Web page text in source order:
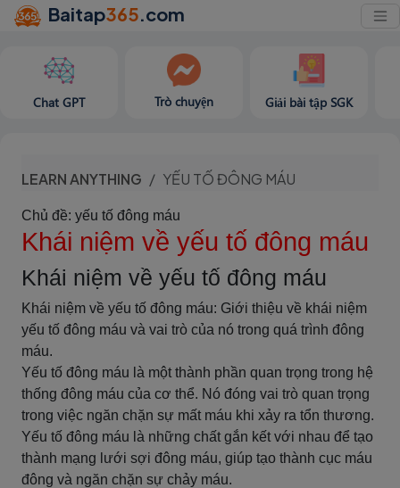
Baitap365.com
Chat GPT Trò chuyện Giải bài tập SGK
LEARN ANYTHING YẾU TỐ ĐÔNG MÁU
Chủ đề: yếu tố đông máu
Khái niệm về yếu tố đông máu
Khái niệm về yếu tố đông máu
Khái niệm về yếu tố đông máu: Giới thiệu về khái niệm
yếu tố đông máu và vai trò của nó trong quá trình đông
máu.
Yếu tố đông máu là một thành phần quan trọng trong hệ
thống đông máu của cơ thể. Nó đóng vai trò quan trọng
trong việc ngăn chặn sự mất máu khi xảy ra tổn thương.
Yếu tố đông máu là những chất gắn kết với nhau để tạo
thành mạng lưới sợi đông máu, giúp tạo thành cục máu
đông và ngăn chặn sự chảy máu.